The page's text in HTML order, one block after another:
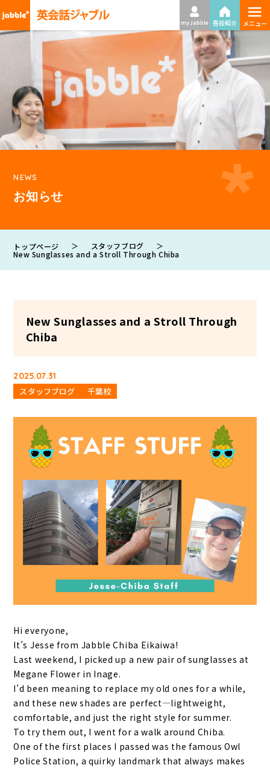
my Jabble 各校紹介 ≡
メニュー
NEWS
お知らせ
トップページ ＞ スタッフブログ
＞
New Sunglasses and a Stroll Through Chiba
New Sunglasses and a Stroll Through
Chiba
2025.07.31
スタッフブログ 千葉校
Hi everyone,
It’s Jesse from Jabble Chiba Eikaiwa!
Last weekend, I picked up a new pair of sunglasses at
Megane Flower in Inage.
I’d been meaning to replace my old ones for a while,
and these new shades are perfect—lightweight,
comfortable, and just the right style for summer.
To try them out, I went for a walk around Chiba.
One of the first places I passed was the famous Owl
Police Station, a quirky landmark that always makes